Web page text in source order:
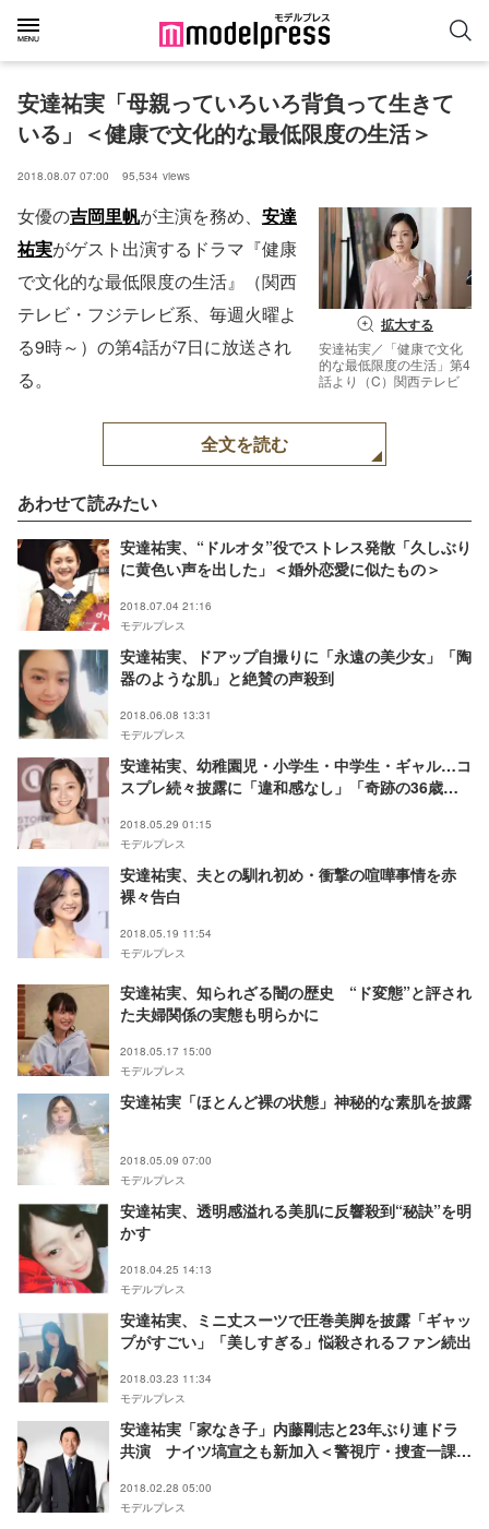
安達祐実「母親っていろいろ背負って生きて
いる」＜健康で文化的な最低限度の生活＞
2018.08.07 07:00 95,534 views
拡大する
安達祐実／「健康で文化
的な最低限度の生活」第4
話より（C）関西テレビ
女優の吉岡里帆が主演を務め、 安達
祐実がゲスト出演するドラマ『健康
で文化的な最低限度の生活』（関西
テレビ・フジテレビ系、毎週火曜よ
る9時～）の第4話が7日に放送され
る。
全文を読む
あわせて読みたい
安達祐実、“ドルオタ”役でストレス発散「久しぶり
に黄色い声を出した」＜婚外恋愛に似たもの＞
2018.07.04 21:16
モデルプレス
安達祐実、ドアップ自撮りに「永遠の美少女」「陶
器のような肌」と絶賛の声殺到
2018.06.08 13:31
モデルプレス
安達祐実、幼稚園児・小学生・中学生・ギャル…コ
スプレ続々披露に「違和感なし」「奇跡の36歳」
2018.05.29 01:15
モデルプレス
安達祐実、夫との馴れ初め・衝撃の喧嘩事情を赤
裸々告白
2018.05.19 11:54
モデルプレス
安達祐実、知られざる闇の歴史 “ド変態”と評され
た夫婦関係の実態も明らかに
2018.05.17 15:00
モデルプレス
安達祐実「ほとんど裸の状態」神秘的な素肌を披露
2018.05.09 07:00
モデルプレス
安達祐実、透明感溢れる美肌に反響殺到“秘訣”を明
かす
2018.04.25 14:13
モデルプレス
安達祐実、ミニ丈スーツで圧巻美脚を披露「ギャッ
プがすごい」「美しすぎる」悩殺されるファン続出
2018.03.23 11:34
モデルプレス
安達祐実「家なき子」内藤剛志と23年ぶり連ドラ
共演 ナイツ塙宣之も新加入＜警視庁・捜査一課長
2018.02.28 05:00
モデルプレス